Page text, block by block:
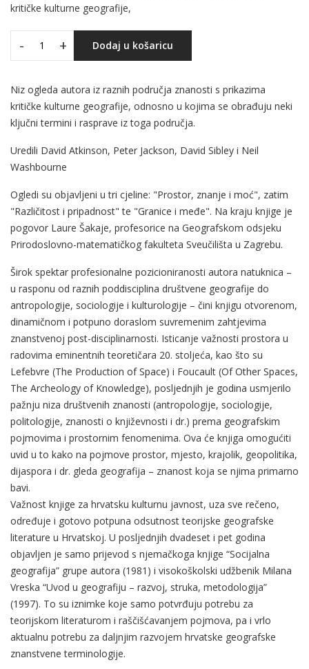
kritičke kulturne geografije,
- + Dodaj u košaricu
Niz ogleda autora iz raznih područja znanosti s prikazima
kritičke kulturne geografije, odnosno u kojima se obrađuju neki
ključni termini i rasprave iz toga područja.
Uredili David Atkinson, Peter Jackson, David Sibley i Neil
Washbourne
Ogledi su objavljeni u tri cjeline: "Prostor, znanje i moć", zatim
"Različitost i pripadnost" te "Granice i međe". Na kraju knjige je
pogovor Laure Šakaje, profesorice na Geografskom odsjeku
Prirodoslovno-matematičkog fakulteta Sveučilišta u Zagrebu.
Širok spektar profesionalne pozicioniranosti autora natuknica –
u rasponu od raznih poddisciplina društvene geografije do
antropologije, sociologije i kulturologije – čini knjigu otvorenom,
dinamičnom i potpuno doraslom suvremenim zahtjevima
znanstvenoj post-disciplinarnosti. Isticanje važnosti prostora u
radovima eminentnih teoretičara 20. stoljeća, kao što su
Lefebvre (The Production of Space) i Foucault (Of Other Spaces,
The Archeology of Knowledge), posljednjih je godina usmjerilo
pažnju niza društvenih znanosti (antropologije, sociologije,
politologije, znanosti o književnosti i dr.) prema geografskim
pojmovima i prostornim fenomenima. Ova će knjiga omogućiti
uvid u to kako na pojmove prostor, mjesto, krajolik, geopolitika,
dijaspora i dr. gleda geografija – znanost koja se njima primarno
bavi.
Važnost knjige za hrvatsku kulturnu javnost, uza sve rečeno,
određuje i gotovo potpuna odsutnost teorijske geografske
literature u Hrvatskoj. U posljednjih dvadeset i pet godina
objavljen je samo prijevod s njemačkoga knjige “Socijalna
geografija” grupe autora (1981) i visokoškolski udžbenik Milana
Vreska “Uvod u geografiju – razvoj, struka, metodologija”
(1997). To su iznimke koje samo potvrđuju potrebu za
teorijskom literaturom i raščišćavanjem pojmova, pa i vrlo
aktualnu potrebu za daljnjim razvojem hrvatske geografske
znanstvene terminologije.